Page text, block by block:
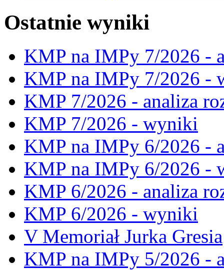
Ostatnie wyniki
KMP na IMPy 7/2026 -
KMP na IMPy 7/2026 -
KMP 7/2026 - analiza
KMP 7/2026 - wyniki
KMP na IMPy 6/2026 -
KMP na IMPy 6/2026 -
KMP 6/2026 - analiza
KMP 6/2026 - wyniki
V Memoriał Jurka Gresia
KMP na IMPy 5/2026 -